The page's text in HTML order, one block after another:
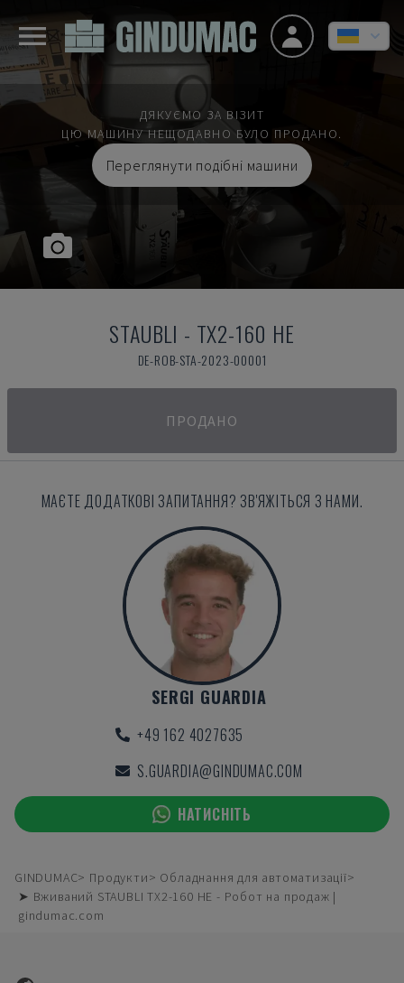
ДЯКУЄМО ЗА ВІЗИТ
ЦЮ МАШИНУ НЕЩОДАВНО БУЛО ПРОДАНО.
Переглянути подібні машини
STAUBLI - TX2-160 HE
DE-ROB-STA-2023-00001
ПРОДАНО
МАЄТЕ ДОДАТКОВІ ЗАПИТАННЯ? ЗВ'ЯЖІТЬСЯ З НАМИ.
SERGI GUARDIA
+49 162 4027635
S.GUARDIA@GINDUMAC.COM
НАТИСНІТЬ
GINDUMAC Продукти
Обладнання для автоматизації
➤ Вживаний STAUBLI TX2-160 HE - Робот на продаж |
gindumac.com